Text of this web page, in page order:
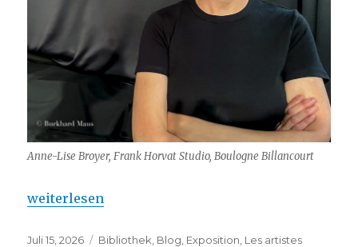
Anne-Lise Broyer, Frank Horvat Studio, Boulogne Billancourt
„Anne-Lise Broyer – Arles 2026“
weiterlesen
Veröffentlicht
Juli 15, 2026 Kategorien
Bibliothek Blog Exposition Les artistes